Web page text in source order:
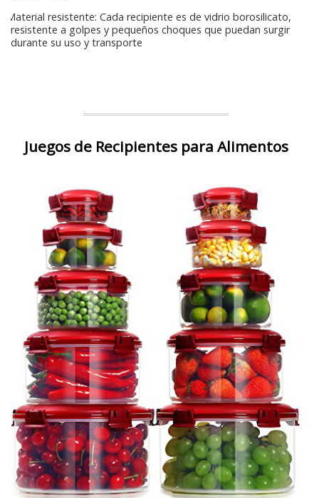
Material resistente: Cada recipiente es de vidrio borosilicato,
resistente a golpes y pequeños choques que puedan surgir
durante su uso y transporte
Juegos de Recipientes para Alimentos